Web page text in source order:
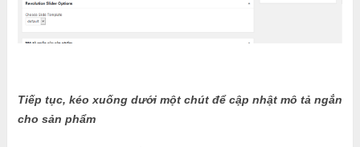
Tiếp tục, kéo xuống dưới một chút để cập nhật mô tả ngắn
cho sản phẩm